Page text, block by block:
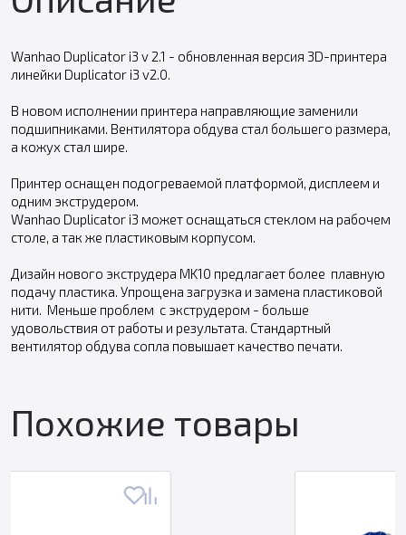
Wanhao Duplicator i3 v 2.1 - обновленная версия 3D-принтера
линейки Duplicator i3 v2.0.
В новом исполнении принтера направляющие заменили
подшипниками. Вентилятора обдува стал большего размера,
а кожух стал шире.
Принтер оснащен подогреваемой платформой, дисплеем и
одним экструдером.
Wanhao Duplicator i3 может оснащаться стеклом на рабочем
столе, а так же пластиковым корпусом.
Дизайн нового экструдера MK10 предлагает более плавную
подачу пластика. Упрощена загрузка и замена пластиковой
нити. Меньше проблем с экструдером - больше
удовольствия от работы и результата. Стандартный
вентилятор обдува сопла повышает качество печати.
Похожие товары